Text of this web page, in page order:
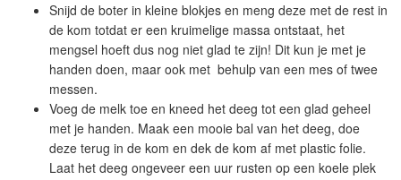
Snijd de boter in kleine blokjes en meng deze met de rest in
de kom totdat er een kruimelige massa ontstaat, het
mengsel hoeft dus nog niet glad te zijn! Dit kun je met je
handen doen, maar ook met behulp van een mes of twee
messen.
Voeg de melk toe en kneed het deeg tot een glad geheel
met je handen. Maak een mooie bal van het deeg, doe
deze terug in de kom en dek de kom af met plastic folie.
Laat het deeg ongeveer een uur rusten op een koele plek